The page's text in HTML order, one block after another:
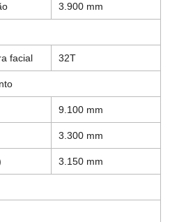
3.900 mm
facial 32T
9.100 mm
3.300 mm
3.150 mm